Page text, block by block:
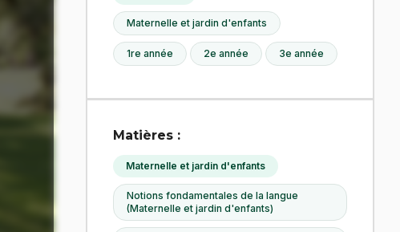
Maternelle et jardin d'enfants
1re année 2e année 3e année
Matières :
Maternelle et jardin d'enfants
Notions fondamentales de la langue
(Maternelle et jardin d'enfants)